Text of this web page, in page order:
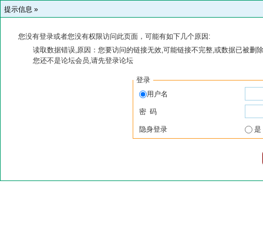
提示信息 »
您没有登录或者您没有权限访问此页面，可能有如下几个原因:
读取数据错误,原因：您要访问的链接无效,可能链接不完整,或数据已被删
您还不是论坛会员,请先登录论坛
登录
用户名
密 码
隐身登录